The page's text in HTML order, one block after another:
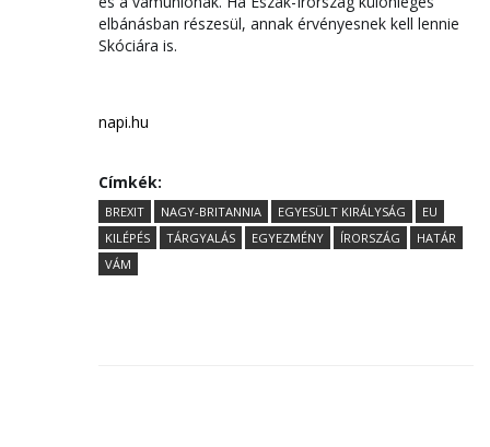
elbánásban részesül, annak érvényesnek kell lennie
Skóciára is.
napi.hu
Címkék:
BREXIT NAGY-BRITANNIA EGYESÜLT KIRÁLYSÁG
EU
KILÉPÉS
TÁRGYALÁS EGYEZMÉNY ÍRORSZÁG
HATÁR
VÁM